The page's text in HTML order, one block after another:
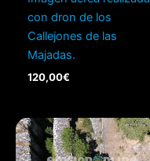
con dron de los
Callejones de las
Majadas.
120,00€